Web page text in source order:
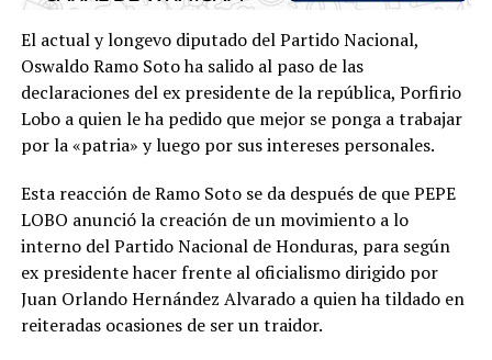
El actual y longevo diputado del Partido Nacional,
Oswaldo Ramo Soto ha salido al paso de las
declaraciones del ex presidente de la república, Porfirio
Lobo a quien le ha pedido que mejor se ponga a trabajar
por la «patria» y luego por sus intereses personales.
Esta reacción de Ramo Soto se da después de que PEPE
LOBO anunció la creación de un movimiento a lo
interno del Partido Nacional de Honduras, para según
ex presidente hacer frente al oficialismo dirigido por
Juan Orlando Hernández Alvarado a quien ha tildado en
reiteradas ocasiones de ser un traidor.